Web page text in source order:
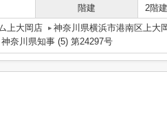
階建 2階建
上大岡店
神奈川県横浜市港南区上大
神奈川県知事 (5) 第24297号